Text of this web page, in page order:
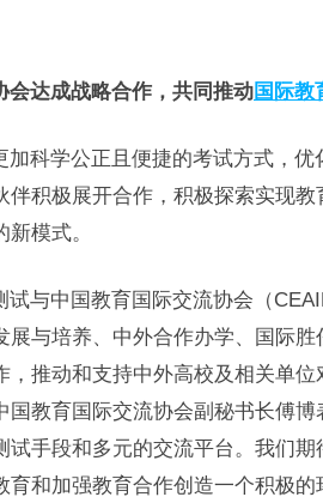
会达成战略合作，共同推动国际教
加科学公正且便捷的考试方式，
伴积极展开合作，积极探索实现
模式。
试与中国教育国际交流协会（
展与培养、中外合作办学、国际
，推动和支持中外高校及相关单
国教育国际交流协会副秘书长傅
试手段和多元的交流平台。我们
和加强教育合作创造一个积极的